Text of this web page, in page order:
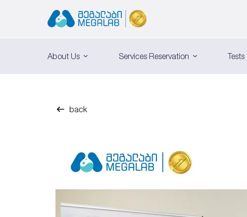
About Us Services Reservation Tests
back